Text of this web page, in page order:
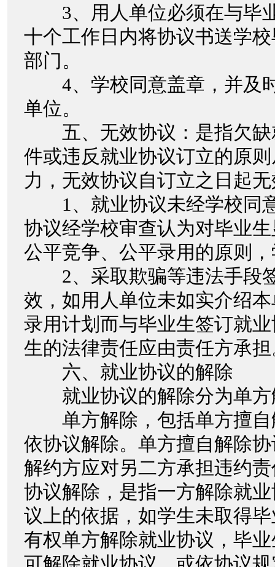
3、用人单位必须在与毕
十个工作日内将协议书送学
部门。
4、学校同意盖章，并及
单位。
五、无效协议：是指欠缺
件或违反就业协议订立的原
力，无效协议自订立之日起
1、就业协议未经学校同
协议经学校审查认为对毕业
公平竞争、公平录用的原则
2、采取欺骗等违法手段
效，如用人单位未如实介绍
录用计划而与毕业生签订就
生的法律责任应由责任方承
六、就业协议的解除
就业协议的解除分为单方
单方解除，包括单方擅自
依协议解除。单方擅自解除
解约方应对另二方承担违约
协议解除，是指一方解除就
议上的依据，如学生未取得
有权单方解除就业协议，毕